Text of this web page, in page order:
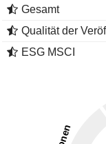
Gesamt
Qualität der
ESG MSCI